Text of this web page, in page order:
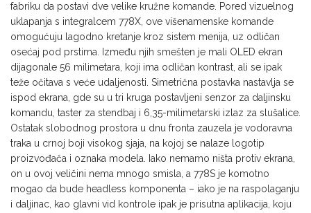
fabriku da postavi dve velike kružne komande. Pored vizuelnog
uklapanja s integralcem 778X, ove višenamenske komande
omogućuju lagodno kretanje kroz sistem menija, uz odličan
osećaj pod prstima. Između njih smešten je mali OLED ekran
dijagonale 56 milimetara, koji ima odličan kontrast, ali se ipak
teže očitava s veće udaljenosti. Simetrična postavka nastavlja se
ispod ekrana, gde su u tri kruga postavljeni senzor za daljinsku
komandu, taster za stendbaj i 6,35-milimetarski izlaz za slušalice.
Ostatak slobodnog prostora u dnu fronta zauzela je vodoravna
traka u crnoj boji visokog sjaja, na kojoj se nalaze logotip
proizvođača i oznaka modela. Iako nemamo ništa protiv ekrana,
on u ovoj veličini nema mnogo smisla, a 778S je komotno
mogao da bude headless komponenta – iako je na raspolaganju
i daljinac, kao glavni vid kontrole ipak je prisutna aplikacija, koju